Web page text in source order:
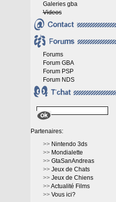
Galeries gba
Videos
Forums
Forum GBA
Forum PSP
Forum NDS
Partenaires:
>> Nintendo 3ds
>> Mondialette
>> GtaSanAndreas
>> Jeux de Chats
>> Jeux de Chiens
>>Actualité Films
>> Vous ici?